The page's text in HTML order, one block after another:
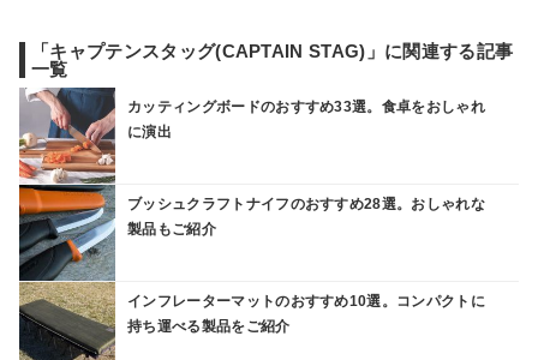
「キャプテンスタッグ(CAPTAIN STAG)」に関連する記事
一覧
カッティングボードのおすすめ33選。食卓をおしゃれ
に演出
ブッシュクラフトナイフのおすすめ28選。おしゃれな
製品もご紹介
インフレーターマットのおすすめ10選。コンパクトに
持ち運べる製品をご紹介